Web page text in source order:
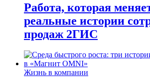
Работа, которая
реальные истории
продаж 2ГИС
Жизнь в компании